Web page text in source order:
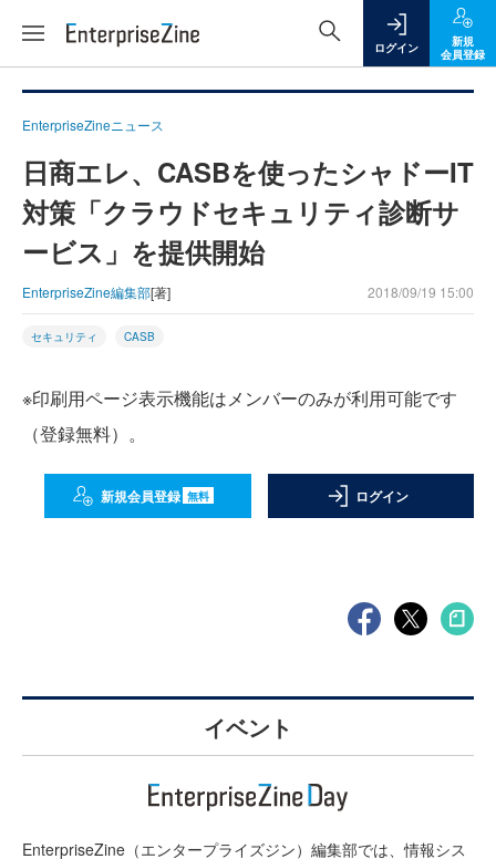
ログイン
新規
会員登録
EnterpriseZineニュース
日商エレ、CASBを使ったシャドーIT
対策「クラウドセキュリティ診断サ
ービス」を提供開始
EnterpriseZine編集部[著] 2018/09/19 15:00
セキュリティ CASB
※印刷用ページ表示機能はメンバーのみが利用可能です
（登録無料）。
新規会員登録 無料 ログイン
イベント
EnterpriseZine（エンタープライズジン）編集部では、情報シス